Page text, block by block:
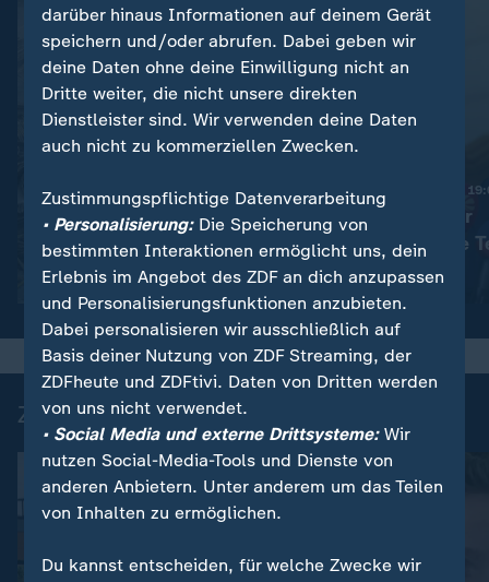
Nachrichten | heute 19:00 Uhr
Viele Tote in der Ukraine
Video1:42
Nachrichten | heute
Haftstrafen für
rechtsextreme
Video1:42
Zuletzt auf ZDFheute veröffentlicht
darüber hinaus Informationen auf deinem Gerät
speichern und/oder abrufen. Dabei geben wir
deine Daten ohne deine Einwilligung nicht an
Dritte weiter, die nicht unsere direkten
Dienstleister sind. Wir verwenden deine Daten
auch nicht zu kommerziellen Zwecken.
Zustimmungspflichtige Datenverarbeitung
• Personalisierung:Die Speicherung von
bestimmten Interaktionen ermöglicht uns, dein
Erlebnis im Angebot des ZDF an dich anzupassen
und Personalisierungsfunktionen anzubieten.
Dabei personalisieren wir ausschließlich auf
Basis deiner Nutzung von ZDF Streaming, der
ZDFheute und ZDFtivi. Daten von Dritten werden
von uns nicht verwendet.
• Social Media und externe Drittsysteme:Wir
nutzen Social-Media-Tools und Dienste von
anderen Anbietern. Unter anderem um das Teilen
von Inhalten zu ermöglichen.
Du kannst entscheiden, für welche Zwecke wir